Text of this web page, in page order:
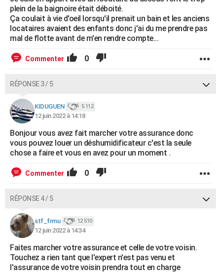
plein de la baignoire était déboité.
Ça coulait à vie d'oeil lorsqu'il prenait un bain et les anciens
locataires avaient des enfants donc j'ai du me prendre pas
mal de flotte avant de m'en rendre compte...
Commenter 0
RÉPONSE 3 / 5
KIDUGUEN 5 112
12 juin 2022 à 14:18
Bonjour vous avez fait marcher votre assurance donc
vous pouvez louer un déshumidificateur c'est la seule
chose a faire et vous en avez pour un moment .
Commenter 0
RÉPONSE 4 / 5
stf_frmu 12 510
12 juin 2022 à 14:34
Faites marcher votre assurance et celle de votre voisin.
Touchez a rien tant que l'expert n'est pas venu et
l'assurance de votre voisin prendra tout en charge